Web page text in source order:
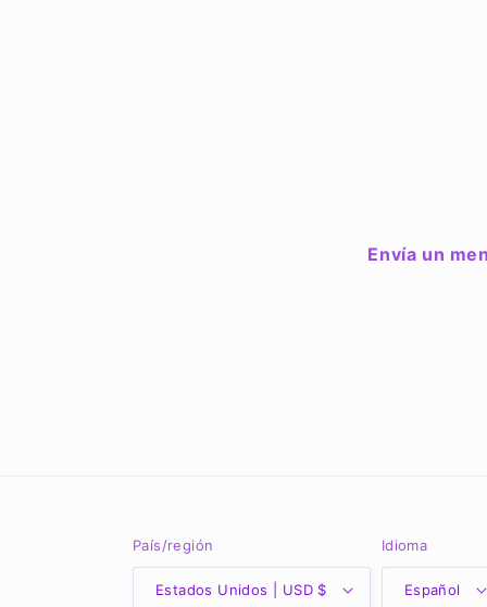
Envía un
País/región
Estados Unidos | USD $
Idioma
Español